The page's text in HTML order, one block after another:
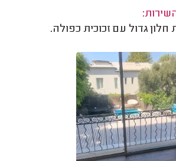
גדול עם זכוכית כפולה.